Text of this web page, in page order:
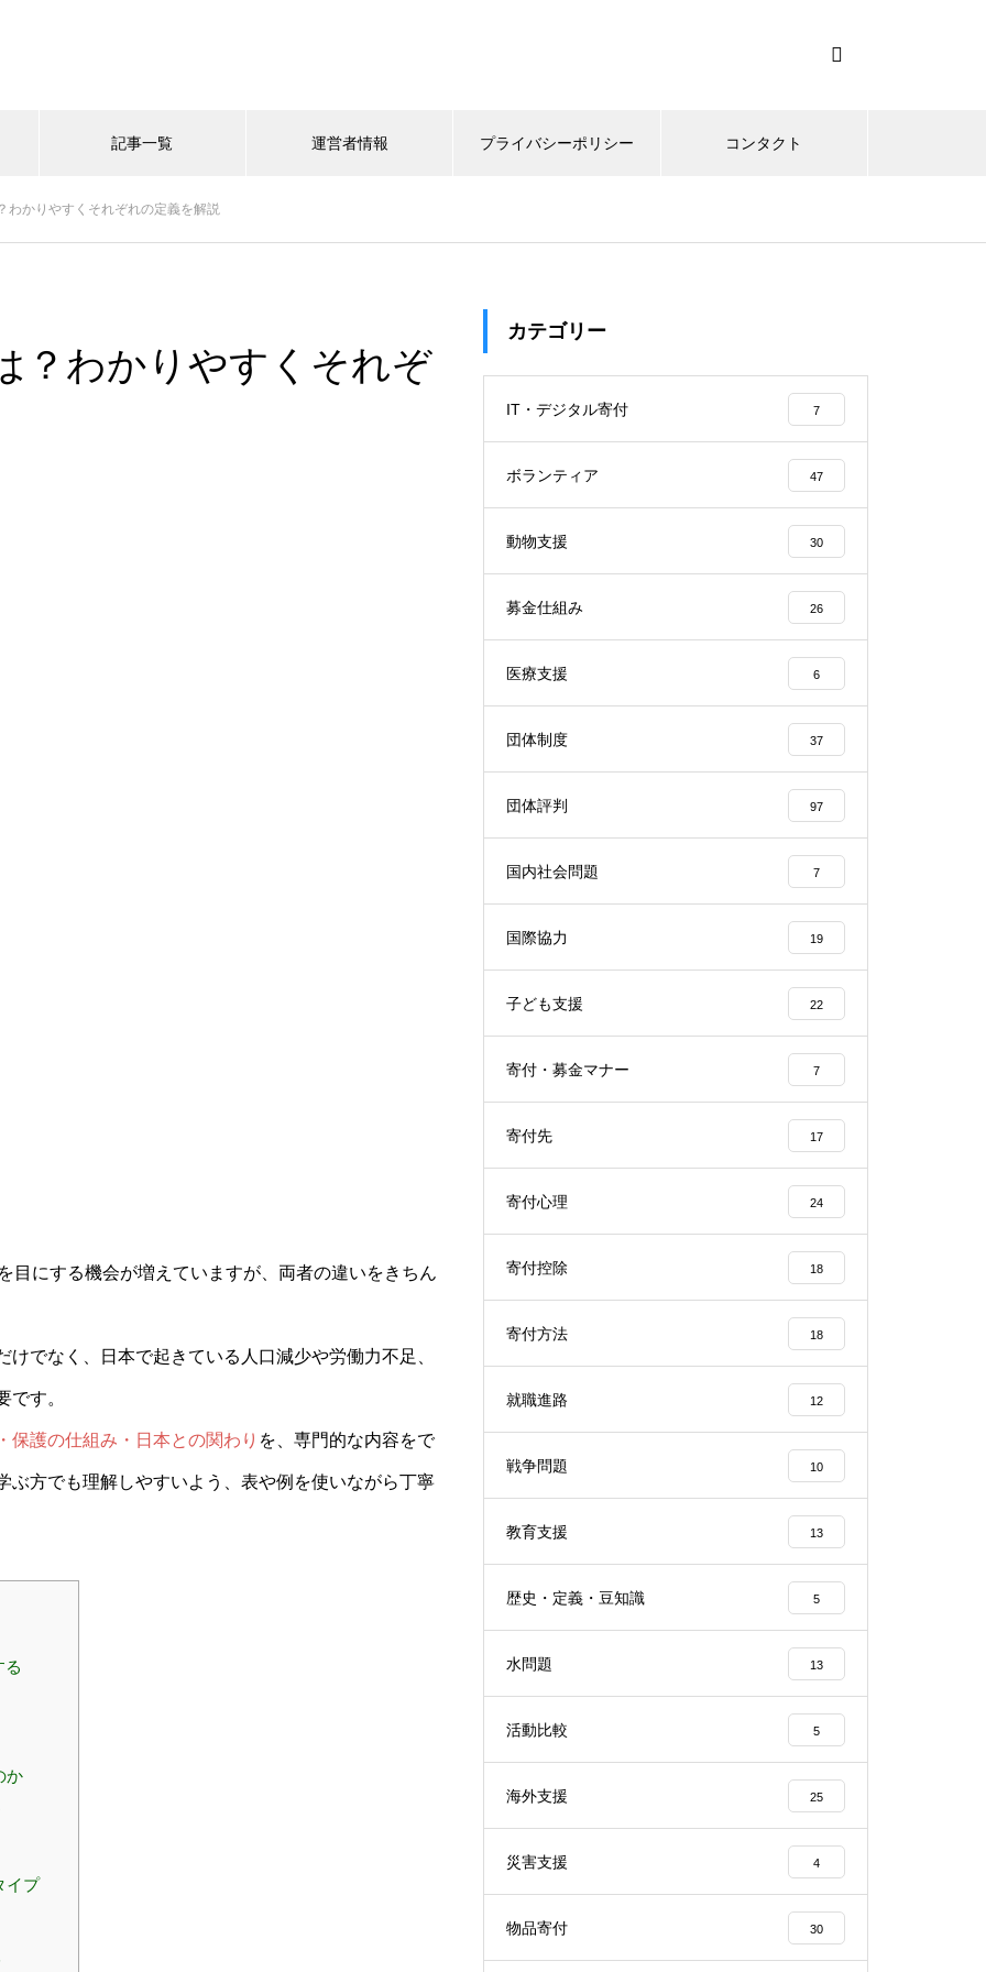
記事一覧 運営者情報 プライバシーポリシー コンタクト
わかりやすくそれぞれの定義を解説
？わかりやすくそれぞ
目にする機会が増えていますが、両者の違いをきちん
でなく、日本で起きている人口減少や労働力不足、
す。
保護の仕組み・日本との関わり を、専門的な内容をで
ぶ方でも理解しやすいよう、表や例を使いながら丁寧
る
か
イプ
カテゴリー
IT・デジタル寄付 7
ボランティア 47
動物支援 30
募金仕組み 26
医療支援 6
団体制度 37
団体評判 97
国内社会問題 7
国際協力 19
子ども支援 22
寄付・募金マナー 7
寄付先 17
寄付心理 24
寄付控除 18
寄付方法 18
就職進路 12
戦争問題 10
教育支援 13
歴史・定義・豆知識 5
水問題 13
活動比較 5
海外支援 25
災害支援 4
物品寄付 30